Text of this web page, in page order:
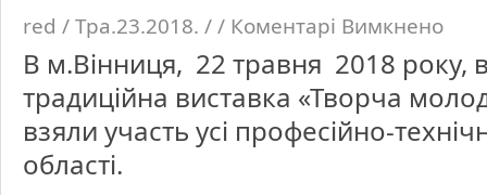
red / Тра.23.2018. / / Коментарі ВимкненоУчасть
молодь
В м.Вінниця, 22 травня 2018 року,
традиційна виставка «Творча
взяли участь усі професійно-
області.